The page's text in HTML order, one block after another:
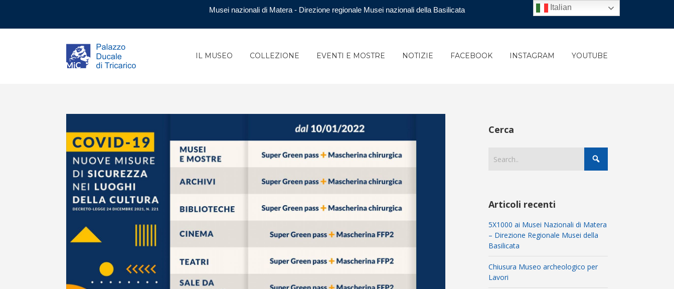
Musei nazionali di Matera - Direzione regionale Musei nazionali della Basilicata
IL MUSEO COLLEZIONE EVENTI E MOSTRE NOTIZIE FACEBOOK INSTAGRAM YOUTUBE
Cerca
Articoli recenti
5X1000 ai Musei Nazionali di Matera
– Direzione Regionale Musei della
Basilicata
Chiusura Museo archeologico per
Lavori
Italian